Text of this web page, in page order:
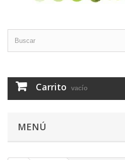
Carrito vacío
MENÚ